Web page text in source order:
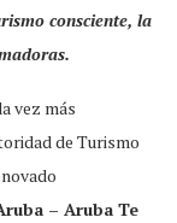
consciente, la
vez más
de Turismo
– Aruba Te